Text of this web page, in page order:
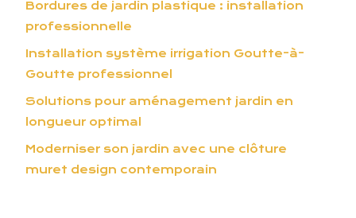
Bordures de jardin plastique : installation
professionnelle
Installation système irrigation Goutte-à-
Goutte professionnel
Solutions pour aménagement jardin en
longueur optimal
Moderniser son jardin avec une clôture
muret design contemporain